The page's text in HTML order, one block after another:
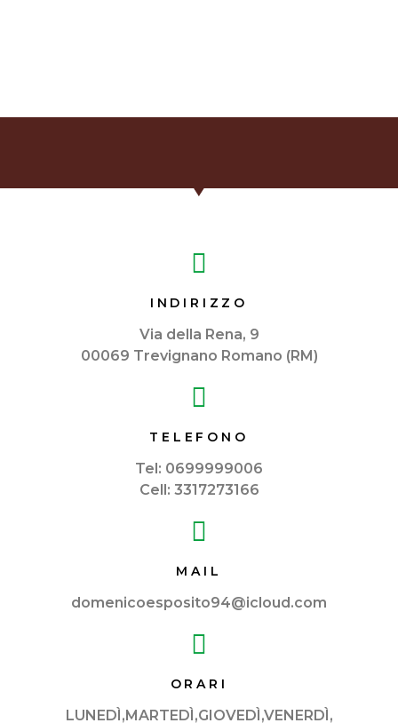
INDIRIZZO
Via della Rena, 9
00069 Trevignano Romano (RM)
TELEFONO
Tel: 0699999006
Cell: 3317273166
MAIL
domenicoesposito94@icloud.com
ORARI
LUNEDÌ,MARTEDÌ,GIOVEDÌ,VENERDÌ,